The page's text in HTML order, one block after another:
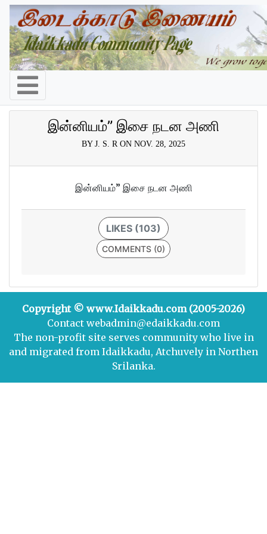
இன்னியம்” இசை நடன அணி
BY J. S. R ON NOV. 28, 2025
இன்னியம்” இசை நடன அணி
LIKES (103)
COMMENTS (0)
Copyright © www.Idaikkadu.com (2005-2026)
Contact webadmin@edaikkadu.com
The non-profit site serves community who live in
and migrated from Idaikkadu, Atchuvely in Northen
Srilanka.